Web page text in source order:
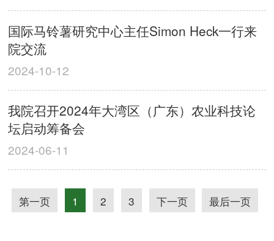
国际马铃薯研究中心主任Simon Heck一行来
院交流
2024-10-12
我院召开2024年大湾区（广东）农业科技论
坛启动筹备会
2024-06-11
第一页 1 2 3 下一页 最后一页